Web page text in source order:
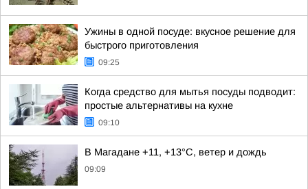
Ужины в одной посуде: вкусное решение для
быстрого приготовления
09:25
Когда средство для мытья посуды подводит:
простые альтернативы на кухне
09:10
В Магадане +11, +13°C, ветер и дождь
09:09